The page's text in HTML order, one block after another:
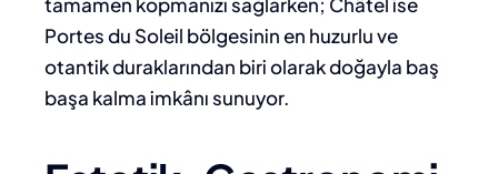
Portes du Soleil bölgesinin en huzurlu ve
otantik duraklarından biri olarak doğayla baş
başa kalma imkânı sunuyor.